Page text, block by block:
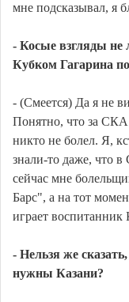
мне подсказывал, я
- Косые взгляды не
Кубком Гагарина
- (Смеется) Да я не
Понятно, что за СКА
никто не болел. Я,
знали-то даже, что
сейчас мне
Барс", а на тот
играет воспитанник
- Нельзя же
нужны Казани?